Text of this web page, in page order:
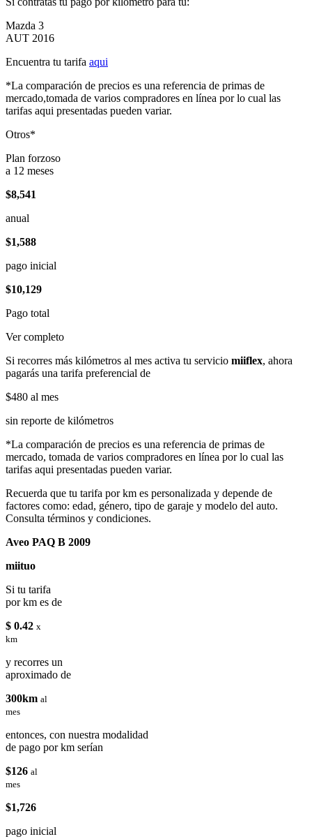
Mazda 3
AUT 2016
Encuentra tu tarifa aqui
*La comparación de precios es una referencia de primas de
mercado,tomada de varios compradores en línea por lo cual las
tarifas aqui presentadas pueden variar.
Otros*
Plan forzoso
a 12 meses
$8,541
anual
$1,588
pago inicial
$10,129
Pago total
Ver completo
Si recorres más kilómetros al mes activa tu servicio miiflex, ahora
pagarás una tarifa preferencial de
$480 al mes
sin reporte de kilómetros
*La comparación de precios es una referencia de primas de
mercado, tomada de varios compradores en línea por lo cual las
tarifas aqui presentadas pueden variar.
Recuerda que tu tarifa por km es personalizada y depende de
factores como: edad, género, tipo de garaje y modelo del auto.
Consulta términos y condiciones.
Aveo PAQ B 2009
miituo
Si tu tarifa
por km es de
$ 0.42 x
km
y recorres un
aproximado de
300km al
mes
entonces, con nuestra modalidad
de pago por km serían
$126 al
mes
$1,726
pago inicial